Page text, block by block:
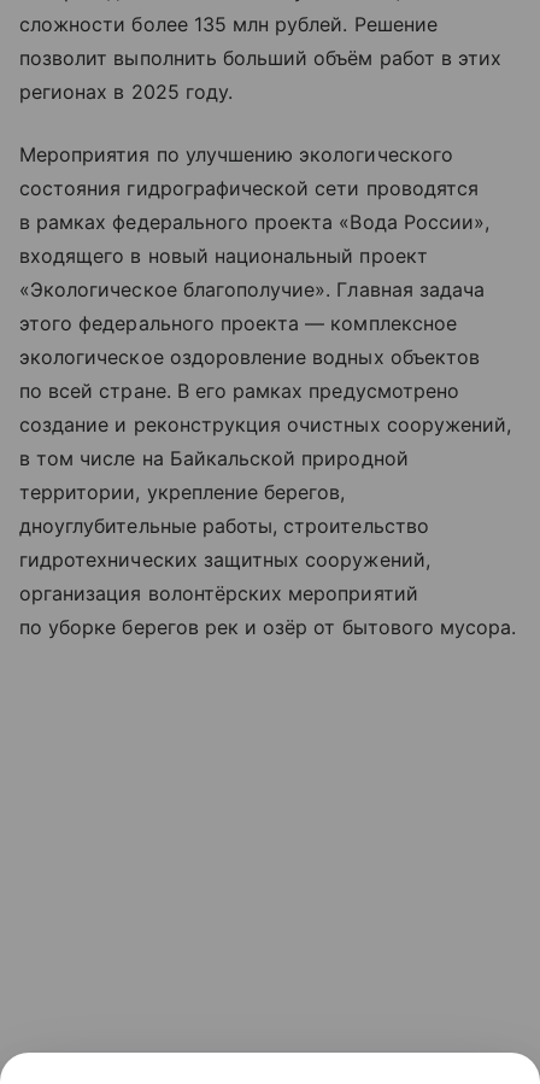
сложности более 135 млн рублей. Решение
позволит выполнить больший объём работ в этих
регионах в 2025 году.
Мероприятия по улучшению экологического
состояния гидрографической сети проводятся
в рамках федерального проекта «Вода России»,
входящего в новый национальный проект
«Экологическое благополучие». Главная задача
этого федерального проекта — комплексное
экологическое оздоровление водных объектов
по всей стране. В его рамках предусмотрено
создание и реконструкция очистных сооружений,
в том числе на Байкальской природной
территории, укрепление берегов,
дноуглубительные работы, строительство
гидротехнических защитных сооружений,
организация волонтёрских мероприятий
по уборке берегов рек и озёр от бытового мусора.